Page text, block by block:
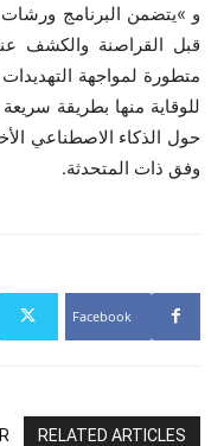
و »يتضمن البرنامج
قبل القراصنة والكشف
متطورة لمواجهة التهديدات
للوقاية منها بطريقة
حول الذكاء الاصطناعي
وفق ذات المتحدثة.
Facebook
RELATED ARTICLES